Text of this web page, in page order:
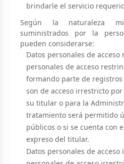
brindarle el servicio
Según la naturaleza
suministrados por la
pueden considerarse:
Datos personales de
personales de acceso
formando parte de
son de acceso irrestricto
su titular o para la
tratamiento será permitido
públicos o si se cuenta con
expreso del titular.
Datos personales de